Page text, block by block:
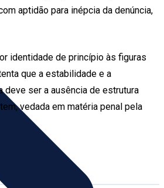
aptidão para inépcia da denúncia,
identidade de princípio às figuras
que a estabilidade e a
deve ser a ausência de estrutura
vedada em matéria penal pela